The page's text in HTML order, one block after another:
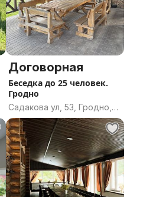
Договорная
Беседка до 25 человек.
Гродно
Садакова ул, 53, Гродно,
Гродненская область